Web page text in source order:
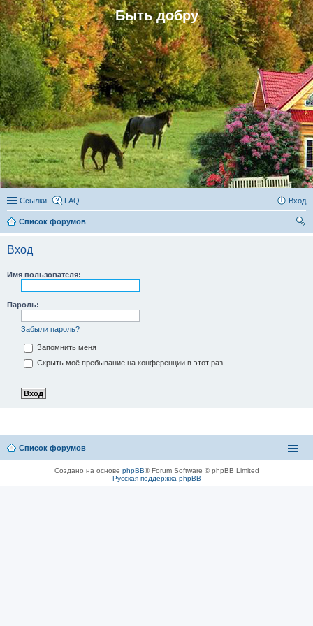
Быть добру
Ссылки FAQ Вход
Список форумов
Вход
Имя пользователя:
Пароль:
Забыли пароль?
Запомнить меня
Скрыть моё пребывание на конференции в этот раз
Список форумов
Создано на основе phpBB® Forum Software © phpBB Limited
Русская поддержка phpBB